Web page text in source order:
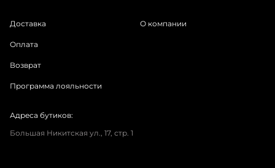
Доставка
Оплата
Возврат
Программа лояльности
О компании
Адреса бутиков:
Большая Никитская ул., 17, стр. 1